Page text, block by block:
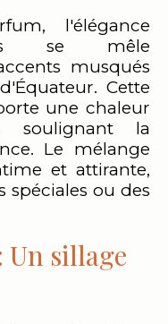
l'élégance
se mêle
musqués
Cette
une chaleur
soulignant la
Le mélange
et attirante,
spéciales ou des
Un sillage